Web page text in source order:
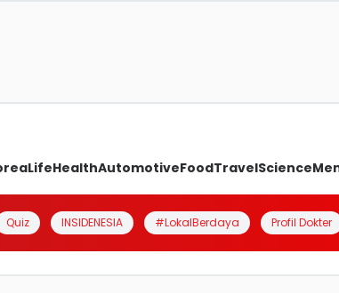
LifeHealthAutomotiveFoodTravelScience
Quiz INSIDENESIA #LokalBerdaya Profil Dokter